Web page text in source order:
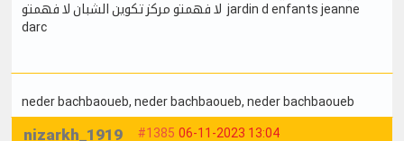
لا فهمتو مركز تكوين الشبان لا فهمتو jardin d enfants jeanne
darc
neder bachbaoueb, neder bachbaoueb, neder bachbaoueb
#1385 06-11-2023 13:04
nizarkh_1919